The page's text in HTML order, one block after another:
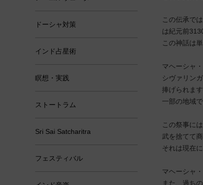
この伝承で
は紀元前
この神話は
マヘーシャ
シヴァリン
捧げられます
一部の地域
この祭事に
武を捨てて
それは現在
マヘーシャ
また、過ち
ドーシャ対策
インド占星術
瞑想・実践
ストートラム
Sri Sai Satcharitra
フェスティバル